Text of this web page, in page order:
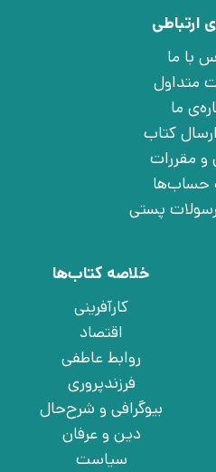
ارتباطی
با ما
متداول
ما
کتاب
و مقررات
حساب‌ها
پستی
خلاصه کتاب‌ها
کارآفرینی
اقتصاد
روابط عاطفی
فرزندپروری
بیوگرافی و شرح‌حال
دین و عرفان
سیاست